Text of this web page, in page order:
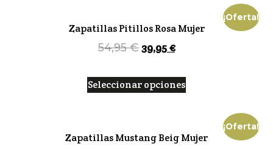
¡Oferta!
Zapatillas Pitillos Rosa Mujer
54,95€39,95€
Seleccionar opciones
¡Oferta!
Zapatillas Mustang Beig Mujer